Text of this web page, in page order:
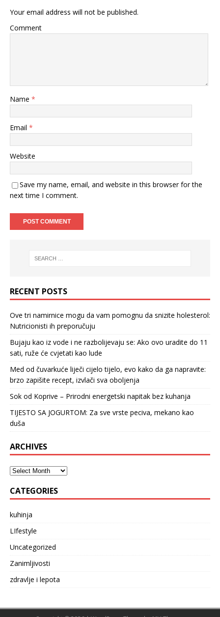
Your email address will not be published.
Comment
Name *
Email *
Website
Save my name, email, and website in this browser for the
next time I comment.
RECENT POSTS
Ove tri namirnice mogu da vam pomognu da snizite holesterol:
Nutricionisti ih preporučuju
Bujaju kao iz vode i ne razbolijevaju se: Ako ovo uradite do 11
sati, ruže će cvjetati kao lude
Med od čuvarkuće liječi cijelo tijelo, evo kako da ga napravite:
brzo zapišite recept, izvlači sva oboljenja
Sok od Koprive – Prirodni energetski napitak bez kuhanja
TIJESTO SA JOGURTOM: Za sve vrste peciva, mekano kao
duša
ARCHIVES
CATEGORIES
kuhinja
LIfestyle
Uncategorized
Zanimljivosti
zdravlje i lepota